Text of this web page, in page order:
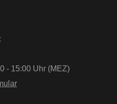
- 15:00 Uhr (MEZ)